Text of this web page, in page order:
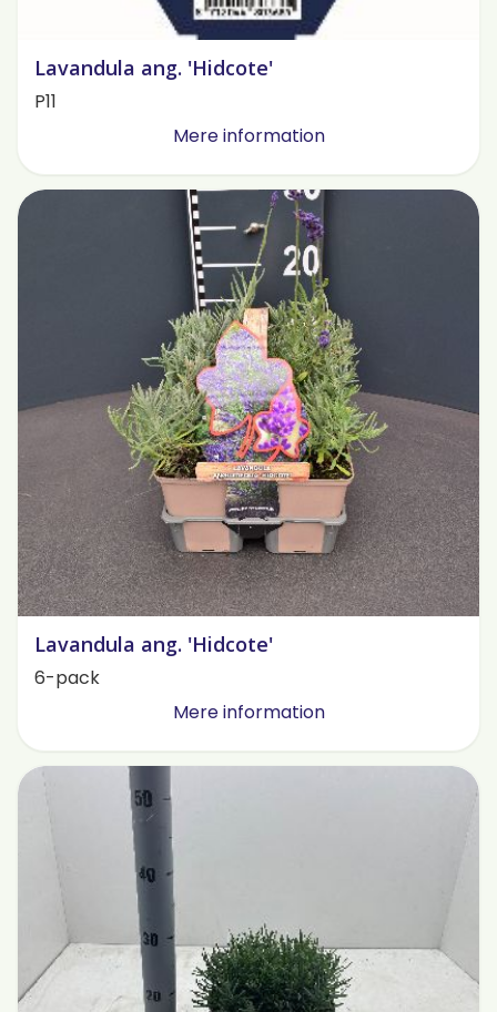
Lavandula ang. 'Hidcote'
P11
Mere information
Lavandula ang. 'Hidcote'
6-pack
Mere information